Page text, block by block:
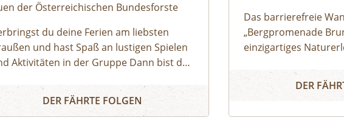
der Österreichischen Bundesforste
du deine Ferien am liebsten
und hast Spaß an lustigen Spielen
Aktivitäten in der Gruppe Dann bist du
bietet spannende Expeditionen in den
viel Raum zum Toben und Spielen,
Eckartsau: Ferienwoche Mini
DER FÄHRTE FOLGEN
Das barrierefreie
„Bergpromenade
einzigartiges
mit Kinderwägen die
Barrierefreies
DER